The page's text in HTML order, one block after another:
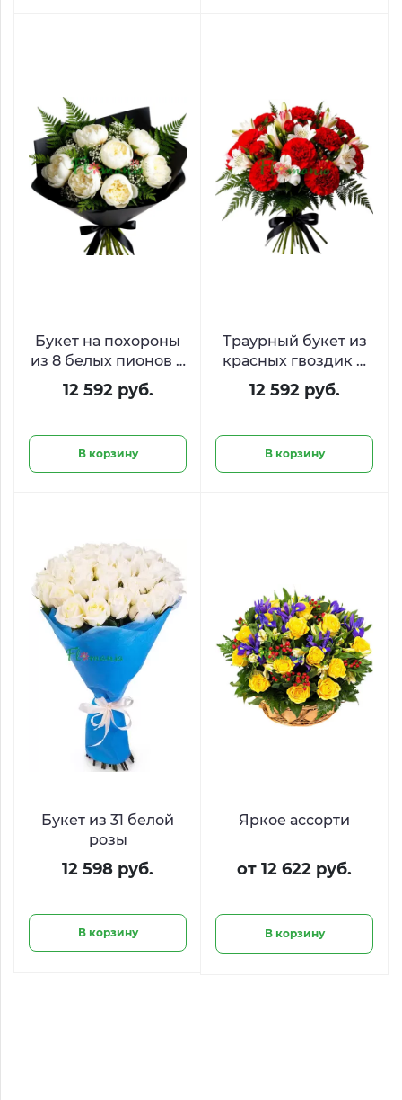
Букет на похороны
из 8 белых пионов и
гипсофилы
12 592 руб.
В корзину
Траурный букет из
красных гвоздик и
белых
альстромерий
12 592 руб.
В корзину
Букет из 31 белой
розы
12 598 руб.
В корзину
Яркое ассорти
от 12 622 руб.
В корзину